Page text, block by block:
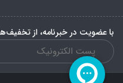
با عضویت در خبرنامه، از